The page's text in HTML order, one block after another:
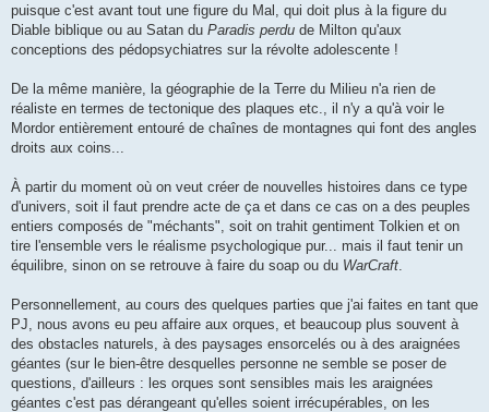
puisque c'est avant tout une figure du Mal, qui doit plus à la figure du
Diable biblique ou au Satan du Paradis perdu de Milton qu'aux
conceptions des pédopsychiatres sur la révolte adolescente !
De la même manière, la géographie de la Terre du Milieu n'a rien de
réaliste en termes de tectonique des plaques etc., il n'y a qu'à voir le
Mordor entièrement entouré de chaînes de montagnes qui font des angles
droits aux coins...
À partir du moment où on veut créer de nouvelles histoires dans ce type
d'univers, soit il faut prendre acte de ça et dans ce cas on a des peuples
entiers composés de "méchants", soit on trahit gentiment Tolkien et on
tire l'ensemble vers le réalisme psychologique pur... mais il faut tenir un
équilibre, sinon on se retrouve à faire du soap ou du WarCraft
Personnellement, au cours des quelques parties que j'ai faites en tant que
PJ, nous avons eu peu affaire aux orques, et beaucoup plus souvent à
des obstacles naturels, à des paysages ensorcelés ou à des araignées
géantes (sur le bien-être desquelles personne ne semble se poser de
questions, d'ailleurs : les orques sont sensibles mais les araignées
géantes c'est pas dérangeant qu'elles soient irrécupérables, on les